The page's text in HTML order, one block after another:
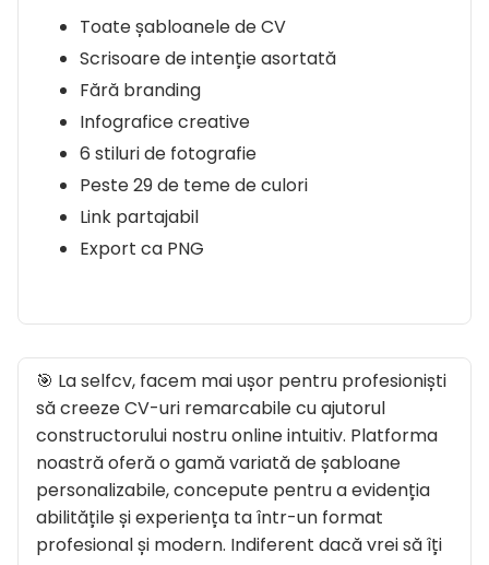
Toate șabloanele de CV
Scrisoare de intenție asortată
Fără branding
Infografice creative
6 stiluri de fotografie
Peste 29 de teme de culori
Link partajabil
Export ca PNG
🎯 La selfcv, facem mai ușor pentru profesioniști
să creeze CV-uri remarcabile cu ajutorul
constructorului nostru online intuitiv. Platforma
noastră oferă o gamă variată de șabloane
personalizabile, concepute pentru a evidenția
abilitățile și experiența ta într-un format
profesional și modern. Indiferent dacă vrei să îți